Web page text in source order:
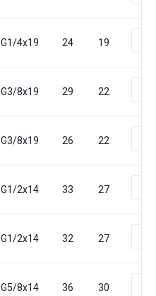
G1/4x19 24 19
G3/8x19 29 22
G3/8x19 26 22
G1/2x14 33 27
G1/2x14 32 27
G5/8x14 36 30